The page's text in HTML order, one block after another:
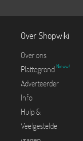
Over Shopwiki
Over ons
Plattegrond Nieuw!
Adverteerder
Info
Hulp &
Veelgestelde